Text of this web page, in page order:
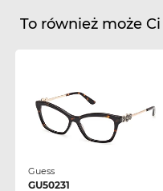
To również może
Guess
GU50231